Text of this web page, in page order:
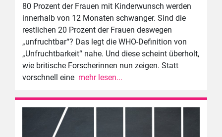
80 Prozent der Frauen mit Kinderwunsch werden
innerhalb von 12 Monaten schwanger. Sind die
restlichen 20 Prozent der Frauen deswegen
„unfruchtbar“? Das legt die WHO-Definition von
„Unfruchtbarkeit“ nahe. Und diese scheint überholt,
wie britische Forscherinnen nun zeigen. Statt
vorschnell eine mehr lesen...